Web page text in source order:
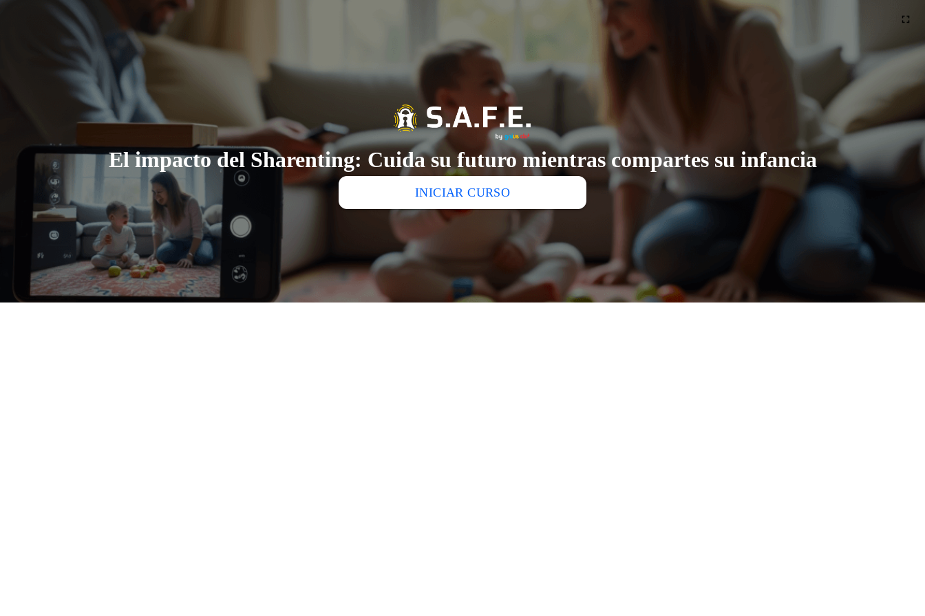
El impacto del Sharenting: Cuida su futuro mientras compartes su infancia
INICIAR CURSO